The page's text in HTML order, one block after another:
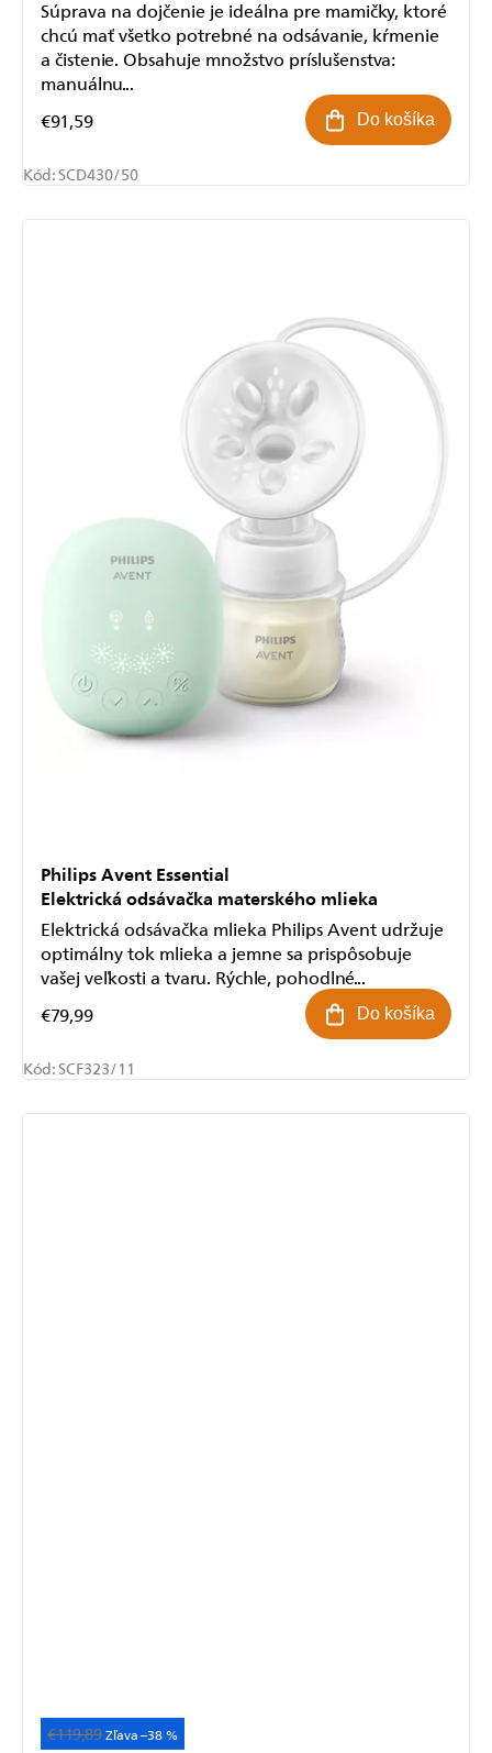
€91,59 Do košíka
Súprava na dojčenie je ideálna pre mamičky, ktoré
chcú mať všetko potrebné na odsávanie, kŕmenie
a čistenie. Obsahuje množstvo príslušenstva:
manuálnu...
Kód:SCD430/50
Philips Avent Essential
Elektrická odsávačka materského mlieka
€79,99 Do košíka
Elektrická odsávačka mlieka Philips Avent udržuje
optimálny tok mlieka a jemne sa prispôsobuje
vašej veľkosti a tvaru. Rýchle, pohodlné...
Kód:SCF323/11
Akcia
€119,89 –38 %